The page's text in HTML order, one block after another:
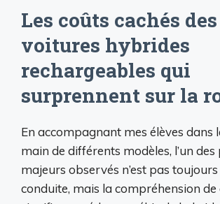
Les coûts cachés des
voitures hybrides
rechargeables qui
surprennent sur la
En accompagnant mes élèves dans
main de différents modèles, l’un
majeurs observés n’est pas
conduite, mais la compréhension de